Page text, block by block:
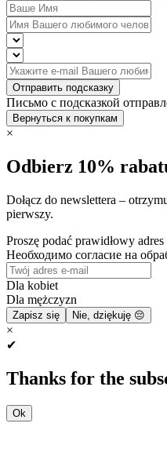
Отправить подсказку
Письмо с подсказкой
Вернуться к покупкам
×
Odbierz 10%
Dołącz do newslettera –
pierwszy.
Proszę podać prawidłowy adres
Необходимо согласие на
Dla kobiet
Dla mężczyzn
Zapisz się Nie, dziękuję 😔
×
✔
Thanks for the
Ok